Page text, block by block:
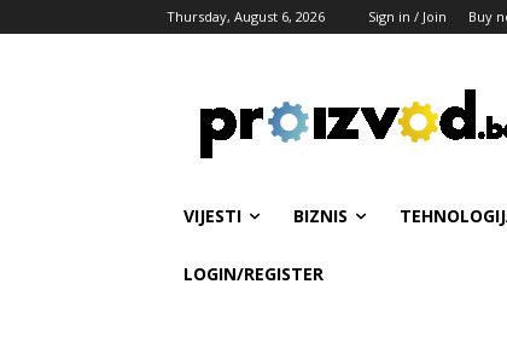
Thursday, August 6, 2026 Sign in / Join Buy
VIJESTI BIZNIS
LOGIN/REGISTER